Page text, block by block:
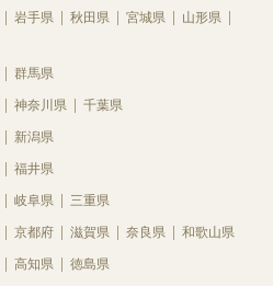
岩手県 秋田県 宮城県
山形県
群馬県
神奈川県 千葉県
新潟県
福井県
岐阜県 三重県
京都府 滋賀県 奈良県 和歌山県
高知県 徳島県